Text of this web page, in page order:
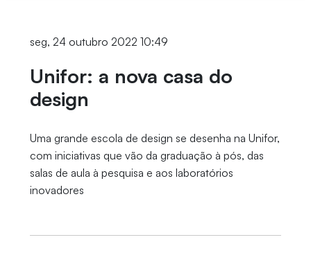
seg, 24 outubro 2022 10:49
Unifor: a nova casa do
design
Uma grande escola de design se desenha na Unifor,
com iniciativas que vão da graduação à pós, das
salas de aula à pesquisa e aos laboratórios
inovadores